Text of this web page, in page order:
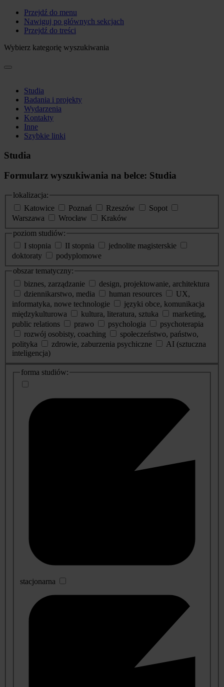
Przejdź do menu
Nawiguj po głównych sekcjach
Przejdź do treści
Wybierz kategorię wyszukiwania
Studia
Badania i projekty
Wydarzenia
Kontakty
Inne
Szybkie linki
Studia
Formularz wyszukiwania na belce: Studia
lokalizacja:
Katowice
Poznań Rzeszów
Sopot
Warszawa
Wrocław
Kraków
poziom studiów:
I stopnia
II stopnia
jednolite magisterskie
doktoraty
podyplomowe
obszar tematyczny:
biznes, zarządzanie
design, projektowanie, architektura
dziennikarstwo, media
human resources
UX,
informatyka, nowe technologie
języki obce, komunikacja
międzykulturowa
kultura, literatura, sztuka
marketing,
public relations
prawo psychologia
psychoterapia
rozwój osobisty, coaching
społeczeństwo, państwo,
polityka
zdrowie, zaburzenia psychiczne
AI (sztuczna
inteligencja)
dodatkowe
informacje
forma studiów:
stacjonarna